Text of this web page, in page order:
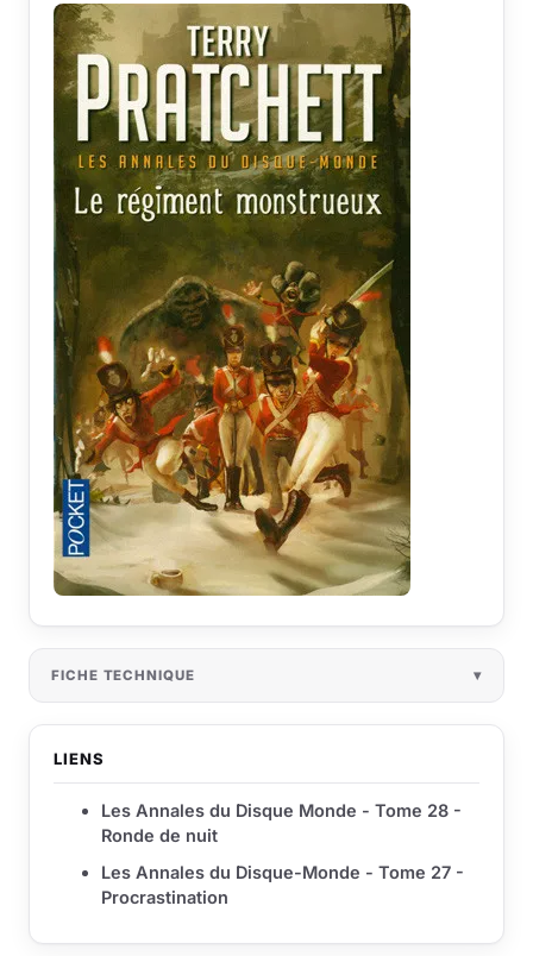
FICHE TECHNIQUE
LIENS
Les Annales du Disque Monde - Tome 28 -
Ronde de nuit
Les Annales du Disque-Monde - Tome 27 -
Procrastination